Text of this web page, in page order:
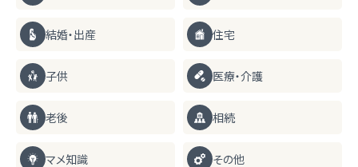
結婚・出産 住宅
子供 医療・介護
老後 相続
マメ知識 その他